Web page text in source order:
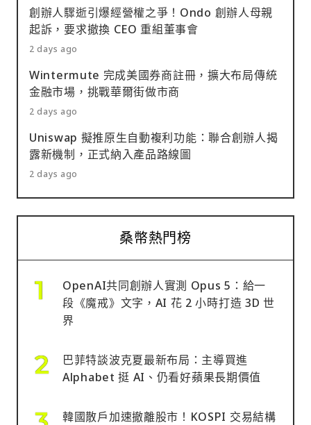
創辦人驟逝引爆經營權之爭！Ondo 創辦人母親
起訴，要求撤換 CEO 重組董事會
2 days ago
Wintermute 完成美國券商註冊，擴大布局傳統
金融市場，挑戰華爾街做市商
2 days ago
Uniswap 擬推原生自動複利功能：聯合創辦人揭
露新機制，正式納入產品路線圖
2 days ago
桑幣熱門榜
OpenAI共同創辦人實測 Opus 5：給一
段《魔戒》文字，AI 花 2 小時打造 3D 世
界
巴菲特談波克夏最新布局：主導買進
Alphabet 挺 AI、仍看好蘋果長期價值
韓國散戶加速撤離股市！KOSPI 交易結構